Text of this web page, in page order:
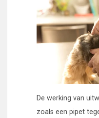
De werking van
zoals een pipet